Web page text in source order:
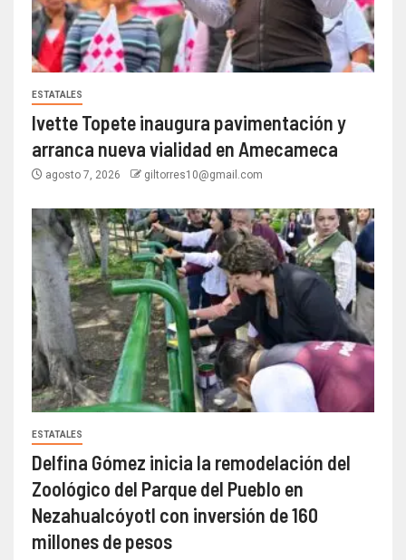
ESTATALES
Ivette Topete inaugura pavimentación y
arranca nueva vialidad en Amecameca
agosto 7, 2026 giltorres10@gmail.com
ESTATALES
Delfina Gómez inicia la remodelación del
Zoológico del Parque del Pueblo en
Nezahualcóyotl con inversión de 160
millones de pesos